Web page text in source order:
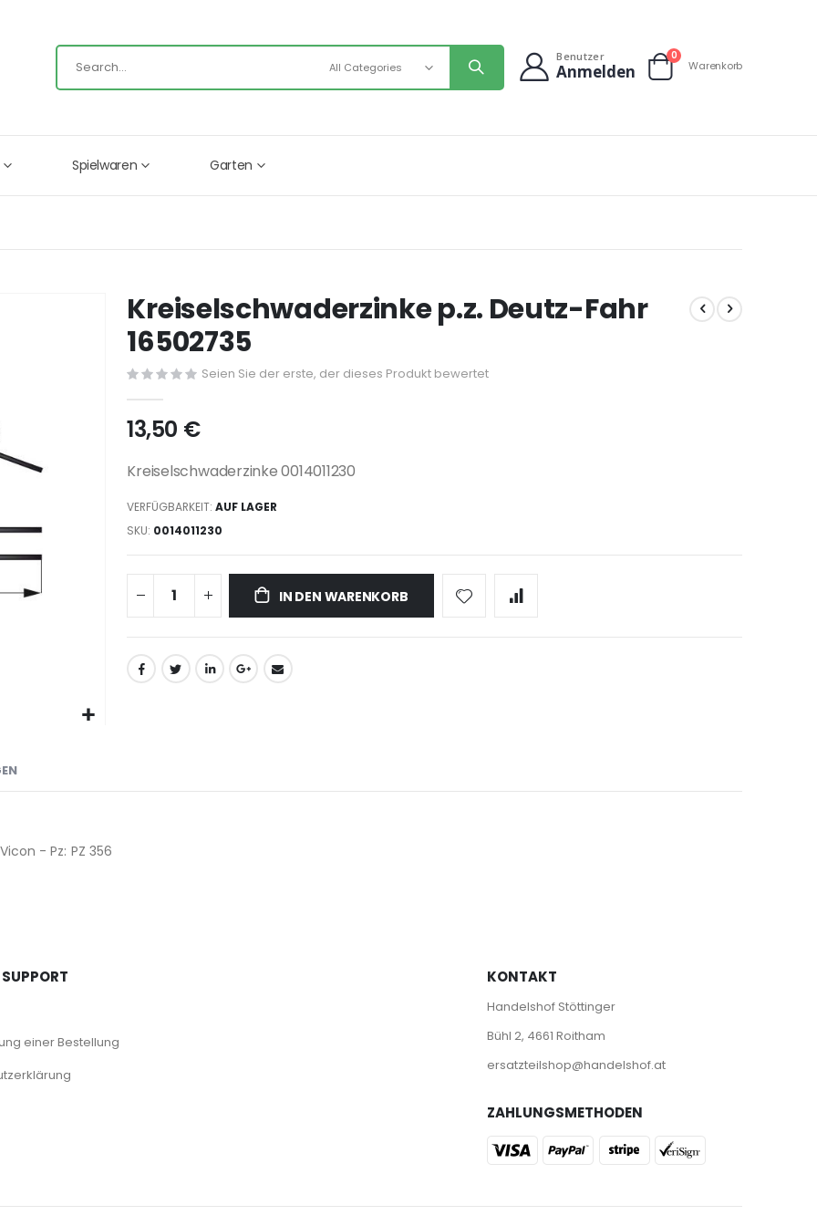
Benutzer
Anmelden Warenkorb
0Artikel
Warenkorb
Spielwaren Garten
Kreiselschwaderzinke p.z. Deutz-Fahr
16502735
Seien Sie der erste, der dieses Produkt bewertet
13,50 €
Kreiselschwaderzinke 0014011230
VERFÜGBARKEIT: AUF LAGER
SKU 0014011230
IN DEN WARENKORB
- Pz: PZ 356
einer Bestellung
KONTAKT
Handelshof Stöttinger
Bühl 2, 4661 Roitham
ersatzteilshop@handelshof.at
ZAHLUNGSMETHODEN